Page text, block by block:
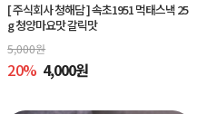
[ 주식회사 청해담 ]속초1951 먹태스낵 25
g 청양마요맛 갈릭맛
5,000원
20% 4,000원